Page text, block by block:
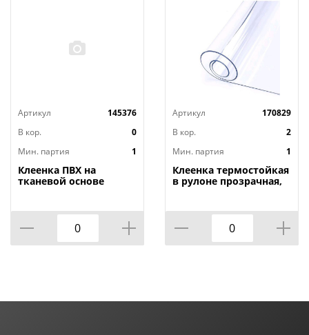
Артикул
145376
В кор.
0
Мин. партия
1
Клеенка ПВХ на
тканевой основе
потертости, грязные
края
Артикул
170829
В кор.
2
Мин. партия
1
Клеенка термостойкая
в рулоне прозрачная,
HOZBAT